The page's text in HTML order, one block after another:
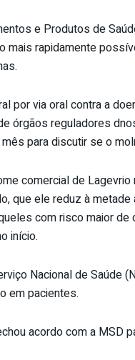
e Produtos de
mais rapidamente
por via oral contra a
órgãos reguladores
para discutir se o
comercial de
que ele reduz à
com risco maior
início.
Nacional de Saúde
em pacientes.
acordo com a MSD